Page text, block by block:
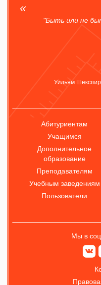
"Быть или не
Уильям Шекспир
Абитуриентам
Учащимся
Дополнительное
образование
Преподавателям
Учебным заведениям
Пользователи
Мы в